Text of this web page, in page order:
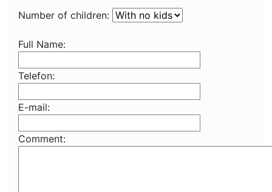
Number of children:
Full Name:
Telefon:
E-mail:
Comment: